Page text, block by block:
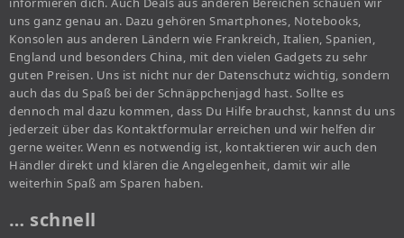
uns ganz genau an. Dazu gehören Smartphones, Notebooks,
Konsolen aus anderen Ländern wie Frankreich, Italien, Spanien,
England und besonders China, mit den vielen Gadgets zu sehr
guten Preisen. Uns ist nicht nur der Datenschutz wichtig, sondern
auch das du Spaß bei der Schnäppchenjagd hast. Sollte es
dennoch mal dazu kommen, dass Du Hilfe brauchst, kannst du uns
jederzeit über das Kontaktformular erreichen und wir helfen dir
gerne weiter. Wenn es notwendig ist, kontaktieren wir auch den
Händler direkt und klären die Angelegenheit, damit wir alle
weiterhin Spaß am Sparen haben.
… schnell